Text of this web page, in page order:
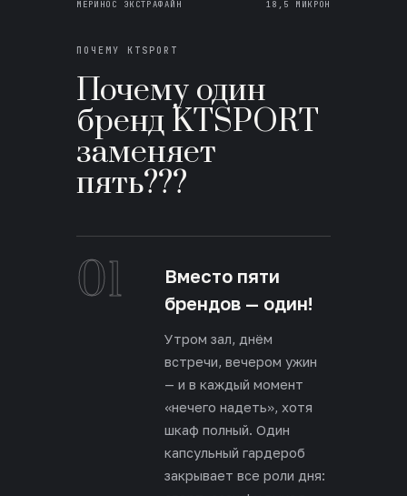
МЕРИНОС ЭКСТРАФАЙН 18,5 МИКРОН
ПОЧЕМУ KTSPORT
Почему один
бренд KTSPORT
заменяет
пять???
01
Вместо пяти
брендов — один!
Утром зал, днём
встречи, вечером ужин
— и в каждый момент
«нечего надеть», хотя
шкаф полный. Один
капсульный гардероб
закрывает все роли дня: